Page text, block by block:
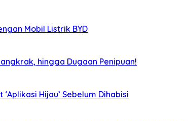
Mobil Listrik BYD
hingga Dugaan Penipuan!
Hijau’ Sebelum Dihabisi